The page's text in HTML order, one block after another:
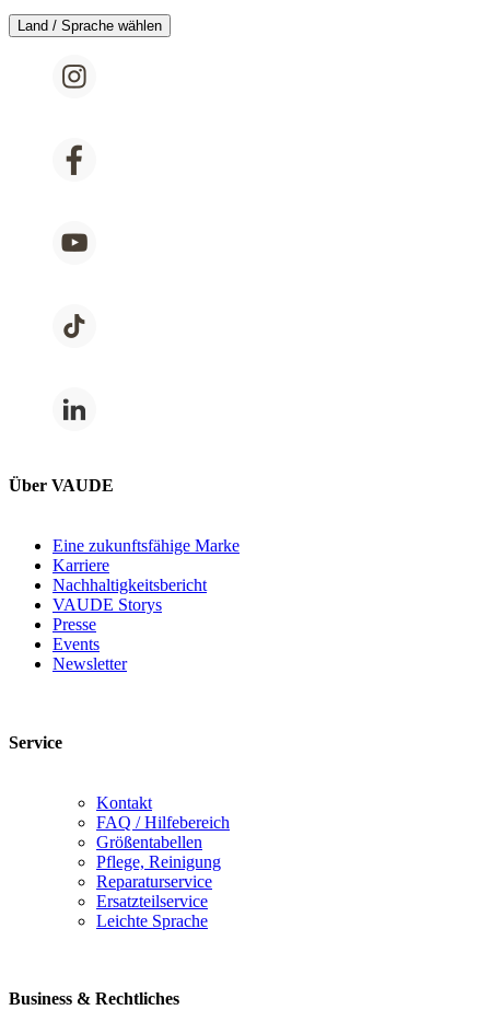
Land / Sprache wählen
Über VAUDE
Eine zukunftsfähige Marke
Karriere
Nachhaltigkeitsbericht
VAUDE Storys
Presse
Events
Newsletter
Service
Kontakt
FAQ / Hilfebereich
Größentabellen
Pflege, Reinigung
Reparaturservice
Ersatzteilservice
Leichte Sprache
Business & Rechtliches